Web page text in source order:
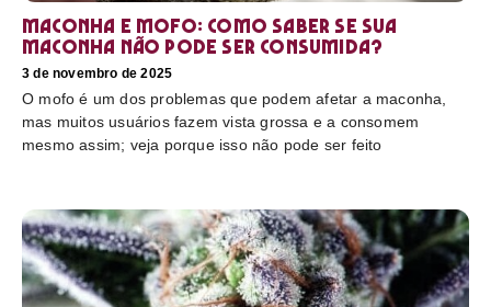
Maconha e mofo: como saber se sua
maconha não pode ser consumida?
3 de novembro de 2025
O mofo é um dos problemas que podem afetar a maconha,
mas muitos usuários fazem vista grossa e a consomem
mesmo assim; veja porque isso não pode ser feito